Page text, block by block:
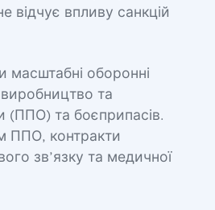
відчує впливу санкцій
масштабні оборонні
та
(ППО) та боєприпасів.
ППО, контракти
зв’язку та медичної